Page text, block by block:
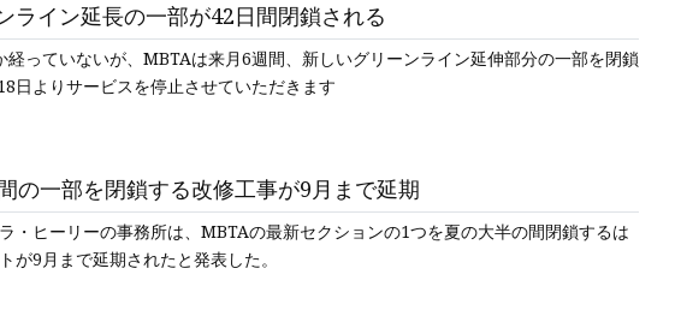
ライン延長の一部が42日間閉鎖される
っていないが、MBTAは来月6週間、新しいグリーンライン延伸部分の一部を閉鎖
備を進めている。 7月18日よりサービスを停止させていただきます
の一部を閉鎖する改修工事が9月まで延期
・ヒーリーの事務所は、MBTAの最新セクションの1つを夏の大半の間閉鎖するは
が9月まで延期されたと発表した。